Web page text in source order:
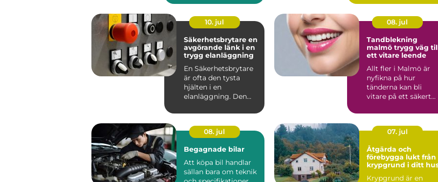
röda...
10. jul
Säkerhetsbrytare en
avgörande länk i en
trygg elanläggning
En Säkerhetsbrytare
är ofta den tysta
hjälten i en
elanläggning. Den
vardagen, men nä...
08. jul
Tandblekning
malmö trygg väg till
ett vitare leende
Allt fler i Malmö är
nyfikna på hur
tänderna kan bli
vitare på ett säkert
r...
08. jul
Begagnade bilar
Att köpa bil handlar
sällan bara om teknik
07. jul
Åtgärda och
förebygga lukt från
krypgrund i ditt
Krypgrund är en